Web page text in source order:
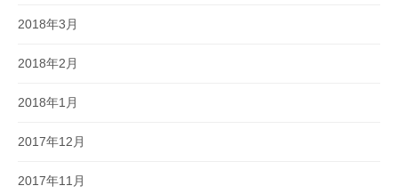
2018年3月
2018年2月
2018年1月
2017年12月
2017年11月